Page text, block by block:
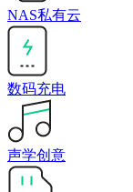
NAS私有云
数码充电
声学创意